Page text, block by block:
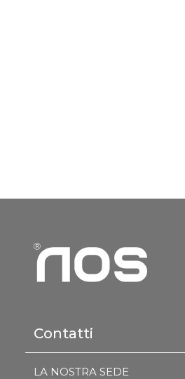
Contatti
LA NOSTRA SEDE